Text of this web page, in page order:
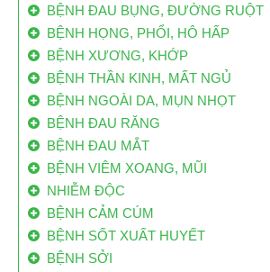
BỆNH ĐAU BỤNG, ĐƯỜNG RUỘT
BỆNH HỌNG, PHỔI, HÔ HẤP
BỆNH XƯƠNG, KHỚP
BỆNH THẦN KINH, MẤT NGỦ
BỆNH NGOÀI DA, MỤN NHỌT
BỆNH ĐAU RĂNG
BỆNH ĐAU MẮT
BỆNH VIÊM XOANG, MŨI
NHIỄM ĐỘC
BỆNH CẢM CÚM
BỆNH SỐT XUẤT HUYẾT
BỆNH SỞI
VIỆN Ở GIAI ĐOẠN CUỐI
Mỗi năm VN có 200 ngàn bệnh nhân ung thư
mới, 70 ngàn người bệnh ung thư tử vong.
Trong đó, đến 80% bệnh nhân ung thư ở VN
đến bệnh viện khi bệnh đã ở giai đoạn muộn.
Việt Nam có 160.000 ca ung thư/năm: Vì
sao ăn bẩn, độc
Mỗi năm Việt Nam có từ 130 nghìn đến 160
nghìn trường hợp mắc mới, trong đó có
khoảng 85 nghìn đến 115 nghìn người tử vong
do căn bệnh này.
Công bố danh sách “làng ung thư”